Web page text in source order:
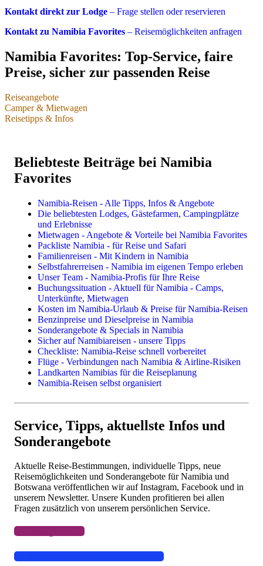
Kontakt direkt zur Lodge – Frage stellen oder reservieren
Kontakt zu Namibia Favorites – Reisemöglichkeiten anfragen
Namibia Favorites: Top-Service, faire
Preise, sicher zur passenden Reise
Namibia-Reisen & einzelne Leistungen
Selbstfahrerreisen im Mietwagen oder Camper
Privat geführte Reisen
Kleingruppen- & Gruppenreisen
Kleingruppenreisen im Safaribus
Geführte Selbstfahrerreisen
Flugsafaris
Reisethemen
Familienreisen
Camping in Namibia
Fotoreisen & Fotosafari
Einzelne Leistungen
Camper & Mietwagen
Lodges, Camps, Gästefarmen, Hotels
Reiseangebote
Camper & Mietwagen Übersicht
Dachzelt-Camper
Bushcamper & Wohnmobile
Camper & Mietwagen
Buchungssituation 2025 & 2026
Packliste für Safari & Reise
Highlights, Sehenswürdigkeiten, Reiseregionen
Preise & Kosten in Namibia
Landkarten & Reiseführer
Impfungen, Malariaprophylaxe, Sicherheit
Reiserouten
Flüge
Mietwagen
Lodges, Gästefarmen, Hotels
Camping & Campingplätze
Reisetipps & Infos
Beliebteste Beiträge bei Namibia
Favorites
Namibia-Reisen - Alle Tipps, Infos & Angebote
Die beliebtesten Lodges, Gästefarmen, Campingplätze
und Erlebnisse
Mietwagen - Angebote & Vorteile bei Namibia Favorites
Packliste Namibia - für Reise und Safari
Familienreisen - Mit Kindern in Namibia
Selbstfahrerreisen - Namibia im eigenen Tempo erleben
Unser Team - Namibia-Profis für Ihre Reise
Buchungssituation - Aktuell für Namibia - Camps,
Unterkünfte, Mietwagen
Kosten im Namibia-Urlaub & Preise für Namibia-Reisen
Benzinpreise und Dieselpreise in Namibia
Sonderangebote & Specials in Namibia
Sicher auf Namibiareisen - unsere Tipps
Checkliste: Namibia-Reise schnell vorbereitet
Flüge - Verbindungen nach Namibia & Airline-Risiken
Landkarten Namibias für die Reiseplanung
Namibia-Reisen selbst organisiert
Service, Tipps, aktuellste Infos und
Sonderangebote
Aktuelle Reise-Bestimmungen, individuelle Tipps, neue
Reisemöglichkeiten und Sonderangebote für Namibia und
Botswana veröffentlichen wir auf Instagram, Facebook und in
unserem Newsletter. Unsere Kunden profitieren bei allen
Fragen zusätzlich von unserem persönlichen Service.